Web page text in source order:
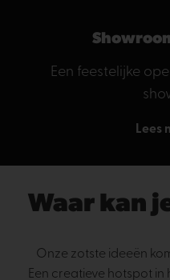
Een feestelijke
Lees
Waar kan
Onze zotste ideeën
Een creatieve hotspot